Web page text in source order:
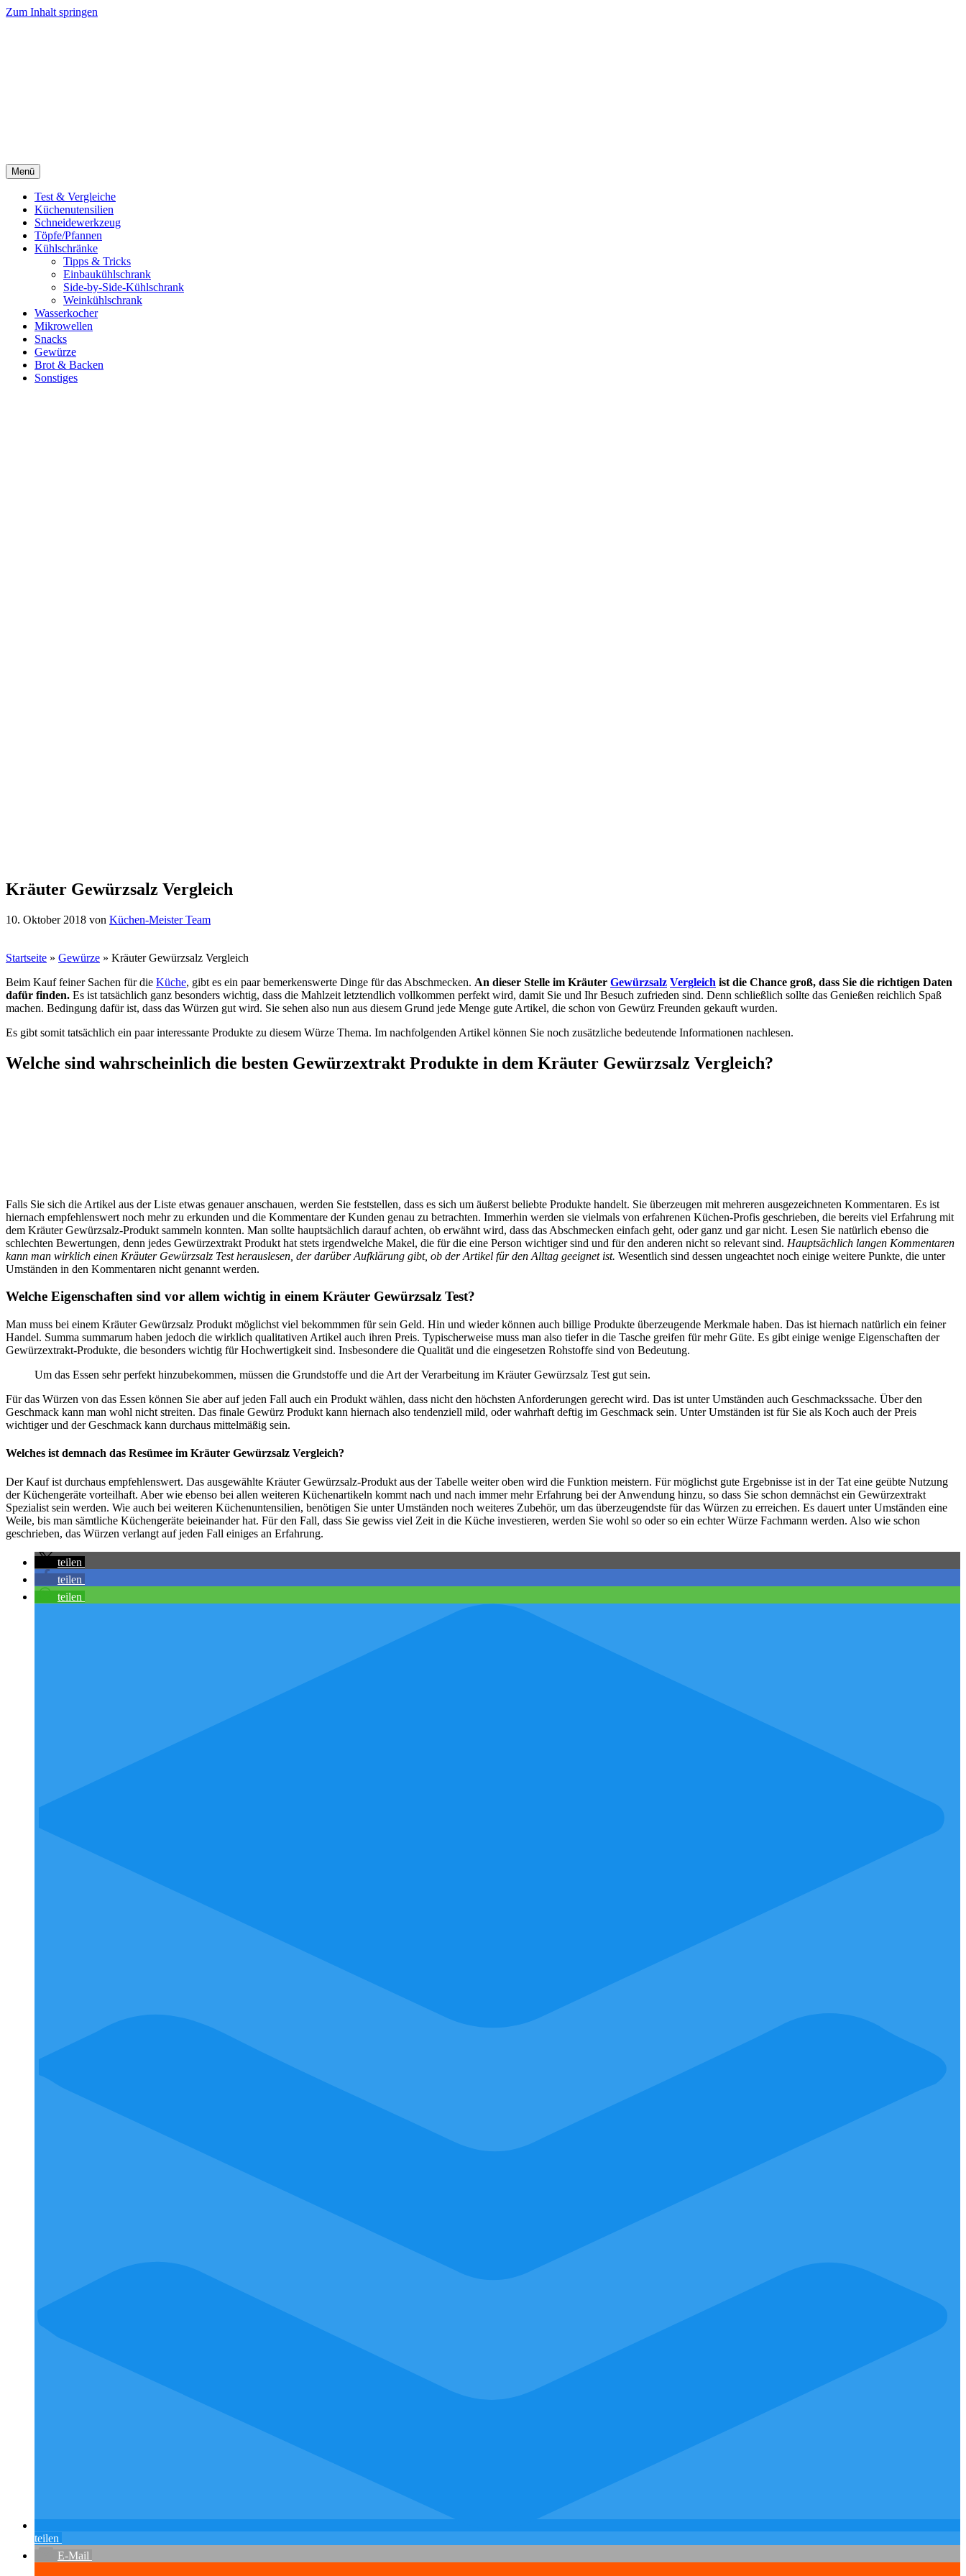
Zum Inhalt springen
Menü
Test & Vergleiche
Küchenutensilien
Schneidewerkzeug
Töpfe/Pfannen
Kühlschränke
Tipps & Tricks
Einbaukühlschrank
Side-by-Side-Kühlschrank
Weinkühlschrank
Wasserkocher
Mikrowellen
Snacks
Gewürze
Brot & Backen
Sonstiges
Kräuter Gewürzsalz Vergleich
10. Oktober 2018 von Küchen-Meister Team
Startseite » Gewürze » Kräuter Gewürzsalz Vergleich
Beim Kauf feiner Sachen für die Küche, gibt es ein paar bemerkenswerte Dinge für das Abschmecken. An dieser Stelle im Kräuter Gewürzsalz Vergleich ist die Chance groß, dass Sie die richtigen Daten
dafür finden. Es ist tatsächlich ganz besonders wichtig, dass die Mahlzeit letztendlich vollkommen perfekt wird, damit Sie und Ihr Besuch zufrieden sind. Denn schließlich sollte das Genießen reichlich Spaß
machen. Bedingung dafür ist, dass das Würzen gut wird. Sie sehen also nun aus diesem Grund jede Menge gute Artikel, die schon von Gewürz Freunden gekauft wurden.
Es gibt somit tatsächlich ein paar interessante Produkte zu diesem Würze Thema. Im nachfolgenden Artikel können Sie noch zusätzliche bedeutende Informationen nachlesen.
Welche sind wahrscheinlich die besten Gewürzextrakt Produkte in dem Kräuter Gewürzsalz Vergleich?
Falls Sie sich die Artikel aus der Liste etwas genauer anschauen, werden Sie feststellen, dass es sich um äußerst beliebte Produkte handelt. Sie überzeugen mit mehreren ausgezeichneten Kommentaren. Es ist
hiernach empfehlenswert noch mehr zu erkunden und die Kommentare der Kunden genau zu betrachten. Immerhin werden sie vielmals von erfahrenen Küchen-Profis geschrieben, die bereits viel Erfahrung mit
dem Kräuter Gewürzsalz-Produkt sammeln konnten. Man sollte hauptsächlich darauf achten, ob erwähnt wird, dass das Abschmecken einfach geht, oder ganz und gar nicht. Lesen Sie natürlich ebenso die
schlechten Bewertungen, denn jedes Gewürzextrakt Produkt hat stets irgendwelche Makel, die für die eine Person wichtiger sind und für den anderen nicht so relevant sind. Hauptsächlich langen Kommentaren
kann man wirklich einen Kräuter Gewürzsalz Test herauslesen, der darüber Aufklärung gibt, ob der Artikel für den Alltag geeignet ist. Wesentlich sind dessen ungeachtet noch einige weitere Punkte, die unter
Umständen in den Kommentaren nicht genannt werden.
Welche Eigenschaften sind vor allem wichtig in einem Kräuter Gewürzsalz Test?
Man muss bei einem Kräuter Gewürzsalz Produkt möglichst viel bekommmen für sein Geld. Hin und wieder können auch billige Produkte überzeugende Merkmale haben. Das ist hiernach natürlich ein feiner
Handel. Summa summarum haben jedoch die wirklich qualitativen Artikel auch ihren Preis. Typischerweise muss man also tiefer in die Tasche greifen für mehr Güte. Es gibt einige wenige Eigenschaften der
Gewürzextrakt-Produkte, die besonders wichtig für Hochwertigkeit sind. Insbesondere die Qualität und die eingesetzen Rohstoffe sind von Bedeutung.
Um das Essen sehr perfekt hinzubekommen, müssen die Grundstoffe und die Art der Verarbeitung im Kräuter Gewürzsalz Test gut sein.
Für das Würzen von das Essen können Sie aber auf jeden Fall auch ein Produkt wählen, dass nicht den höchsten Anforderungen gerecht wird. Das ist unter Umständen auch Geschmackssache. Über den
Geschmack kann man wohl nicht streiten. Das finale Gewürz Produkt kann hiernach also tendenziell mild, oder wahrhaft deftig im Geschmack sein. Unter Umständen ist für Sie als Koch auch der Preis
wichtiger und der Geschmack kann durchaus mittelmäßig sein.
Welches ist demnach das Resümee im Kräuter Gewürzsalz Vergleich?
Der Kauf ist durchaus empfehlenswert. Das ausgewählte Kräuter Gewürzsalz-Produkt aus der Tabelle weiter oben wird die Funktion meistern. Für möglichst gute Ergebnisse ist in der Tat eine geübte Nutzung
der Küchengeräte vorteilhaft. Aber wie ebenso bei allen weiteren Küchenartikeln kommt nach und nach immer mehr Erfahrung bei der Anwendung hinzu, so dass Sie schon demnächst ein Gewürzextrakt
Spezialist sein werden. Wie auch bei weiteren Küchenuntensilien, benötigen Sie unter Umständen noch weiteres Zubehör, um das überzeugendste für das Würzen zu erreichen. Es dauert unter Umständen eine
Weile, bis man sämtliche Küchengeräte beieinander hat. Für den Fall, dass Sie gewiss viel Zeit in die Küche investieren, werden Sie wohl so oder so ein echter Würze Fachmann werden. Also wie schon
geschrieben, das Würzen verlangt auf jeden Fall einiges an Erfahrung.
teilen
teilen
teilen
teilen
E-Mail